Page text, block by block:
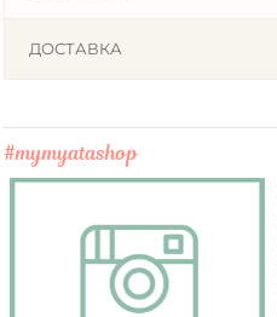
ДОСТАВКА
#mymyatashop